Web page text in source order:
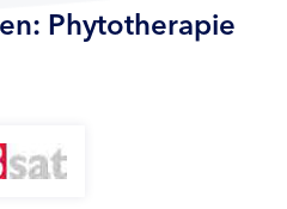
Phytotherapie